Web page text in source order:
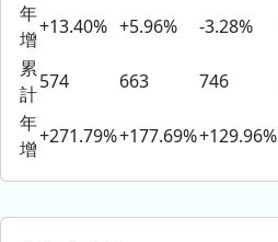
年
增
+13.40% +5.96% -3.28%
累
計
574 663 746
年
增
+271.79%+177.69%+129.96%